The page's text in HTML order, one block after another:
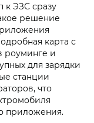
к ЭЗС сразу
решение
карта с
роуминге и
для зарядки
станции
что
приложения.